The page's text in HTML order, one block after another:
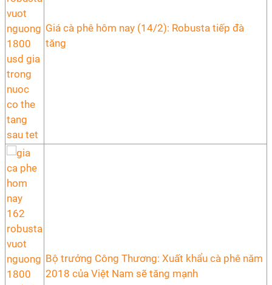
Giá cà phê hôm nay (14/2): Robusta tiếp đà
tăng
Bộ trưởng Công Thương: Xuất khẩu cà phê năm
2018 của Việt Nam sẽ tăng mạnh